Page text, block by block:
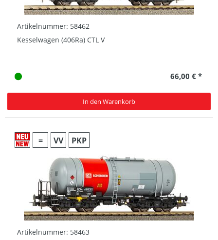
Artikelnummer: 58462
Kesselwagen (406Ra) CTL V
66,00 € *
In den Warenkorb
= VV PKP
Artikelnummer: 58463